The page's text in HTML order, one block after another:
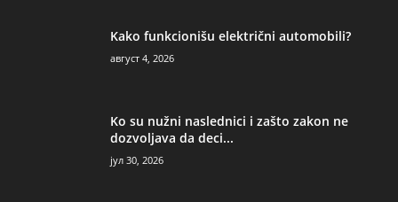
Kako funkcionišu električni automobili?
август 4, 2026
Ko su nužni naslednici i zašto zakon ne
dozvoljava da deci...
јул 30, 2026